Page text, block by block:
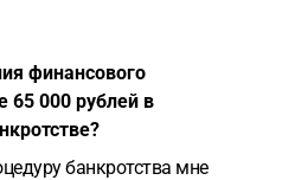
финансового
65 000 рублей в
банкротства мне